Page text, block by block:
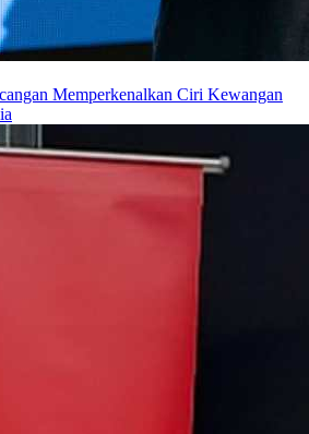
Memperkenalkan Ciri Kewangan